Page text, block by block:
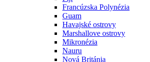
Francúzska Polynézia
Guam
Havajské ostrovy
Marshallove ostrovy
Mikronézia
Nauru
Nová Británia